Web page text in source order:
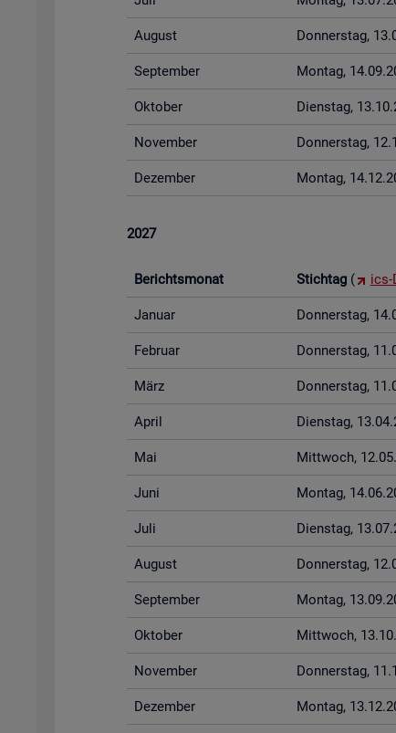
Au­gust Don­ners­tag,
Sep­tem­ber Mon­tag,
Ok­to­ber Diens­tag,
No­vem­ber Don­ners­tag,
De­zem­ber Mon­tag,
2027
Be­richts­mo­nat Stich­tag ( ics-
Ja­nu­ar Don­ners­tag,
Fe­bru­ar Don­ners­tag,
März Don­ners­tag,
April Diens­tag,
Mai Mitt­woch,
Juni Mon­tag,
Juli Diens­tag,
Au­gust Don­ners­tag,
Sep­tem­ber Mon­tag,
Ok­to­ber Mitt­woch,
No­vem­ber Don­ners­tag,
De­zem­ber Mon­tag,